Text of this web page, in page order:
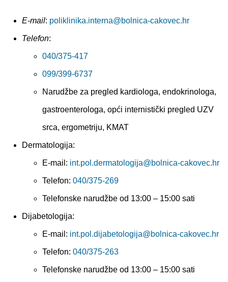
E-mail: poliklinika.interna@bolnica-cakovec.hr
Telefon:
040/375-417
099/399-6737
Narudžbe za pregled kardiologa, endokrinologa,
gastroenterologa, opći internistički pregled UZV
srca, ergometriju, KMAT
Dermatologija:
E-mail: int.pol.dermatologija@bolnica-cakovec.hr
Telefon: 040/375-269
Telefonske narudžbe od 13:00 – 15:00 sati
Dijabetologija:
E-mail: int.pol.dijabetologija@bolnica-cakovec.hr
Telefon: 040/375-263
Telefonske narudžbe od 13:00 – 15:00 sati